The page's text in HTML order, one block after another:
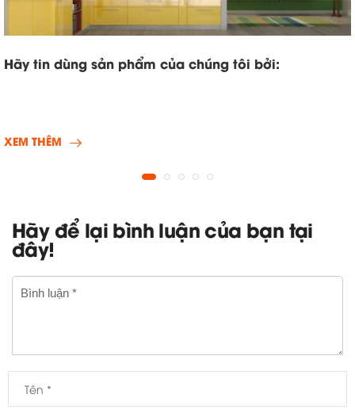
Hãy tin dùng sản phẩm của chúng tôi bởi:
XEM THÊM
Hãy để lại bình luận của bạn tại
đây!